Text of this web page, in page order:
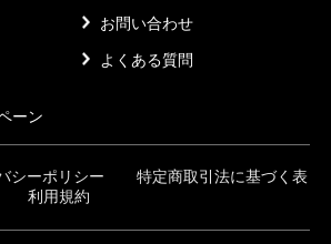
ーン
お問い合わせ
よくある質問
シーポリシー
特定商取引法に基づく表
利用規約